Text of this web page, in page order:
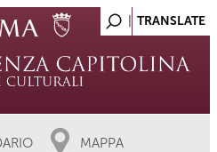
MAPPA